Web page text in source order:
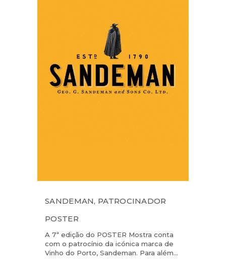
SANDEMAN, PATROCINADOR
POSTER
A 7ª edição do POSTER Mostra conta
com o patrocínio da icónica marca de
Vinho do Porto, Sandeman. Para além...